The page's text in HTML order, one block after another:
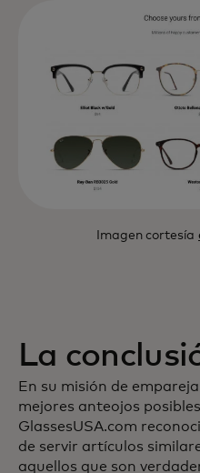
Imagen cortesía
La
En su misión de
mejores anteojos
GlassesUSA.com
de servir artículos
aquellos que son